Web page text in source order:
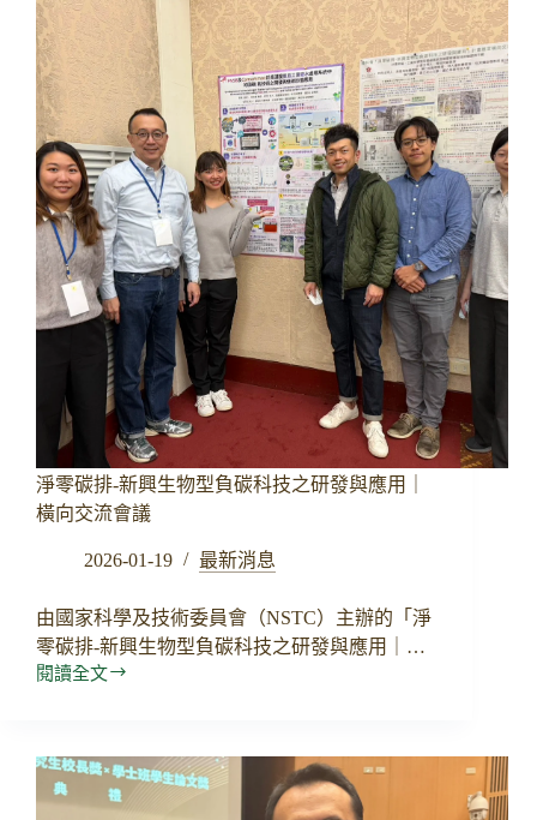
BOKU
大
學
進
行
學
術
參
訪
淨零碳排-新興生物型負碳科技之研發與應用｜
橫向交流會議
2026-01-19 最新消息
由國家科學及技術委員會（NSTC）主辦的「淨
零碳排-新興生物型負碳科技之研發與應用｜…
閱讀全文
淨
排-